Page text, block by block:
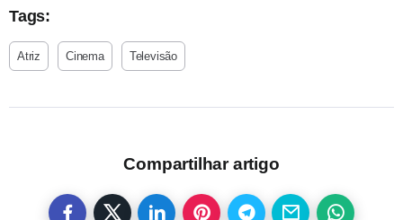
Tags:
Atriz Cinema Televisão
Compartilhar artigo